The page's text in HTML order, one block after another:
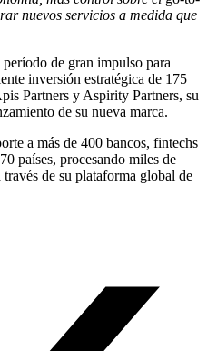
nuevos servicios a medida que
de gran impulso para
inversión estratégica de 175
Partners y Aspirity Partners, su
de su nueva marca.
a más de 400 bancos, fintechs
países, procesando miles de
de su plataforma global de